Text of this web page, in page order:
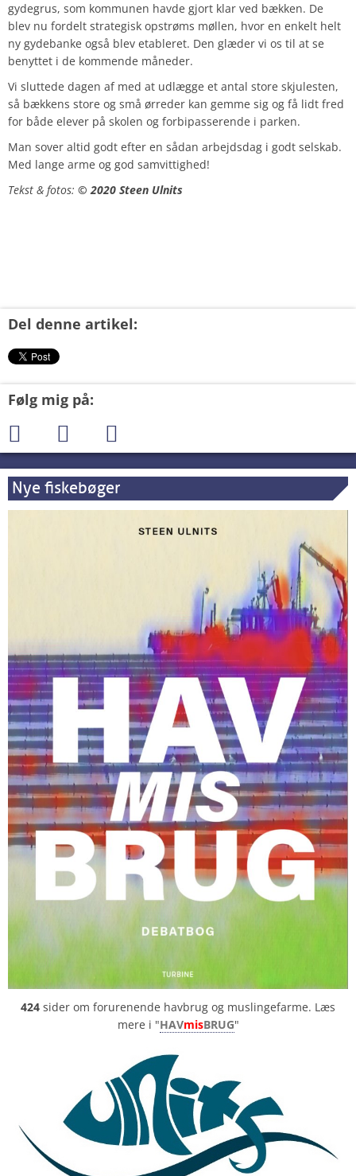
gydegrus, som kommunen havde gjort klar ved bækken. De
blev nu fordelt strategisk opstrøms møllen, hvor en enkelt helt
ny gydebanke også blev etableret. Den glæder vi os til at se
benyttet i de kommende måneder.
Vi sluttede dagen af med at udlægge et antal store skjulesten,
så bækkens store og små ørreder kan gemme sig og få lidt fred
for både elever på skolen og forbipasserende i parken.
Man sover altid godt efter en sådan arbejdsdag i godt selskab.
Med lange arme og god samvittighed!
Tekst & fotos: © 2020 Steen Ulnits
Del denne artikel:
Følg mig på:
Nye fiskebøger
424 sider om forurenende havbrug og muslingefarme. Læs
mere i "HAVmisBRUG"